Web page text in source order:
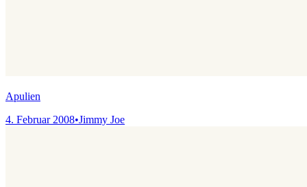
Apulien
4. Februar 2008•Jimmy Joe